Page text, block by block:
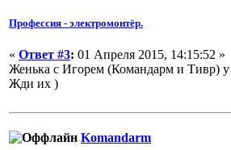
Профессия - электромонтёр.
« Ответ #3: 01 Апреля 2015, 14:15:52 »
Женька с Игорем (Командарм и Тивр)
Жди их )
Komandarm